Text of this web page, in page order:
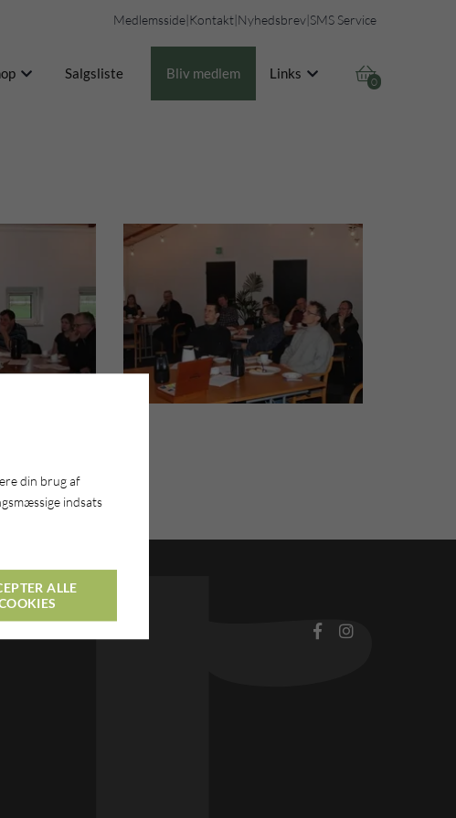
Medlemsside|Kontakt|Nyhedsbrev|SMS Service

0
Salgsliste Bliv medlem Links
din brug af
indsats
ALLE